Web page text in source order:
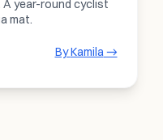
year-round cyclist
mat.
ByKamila→